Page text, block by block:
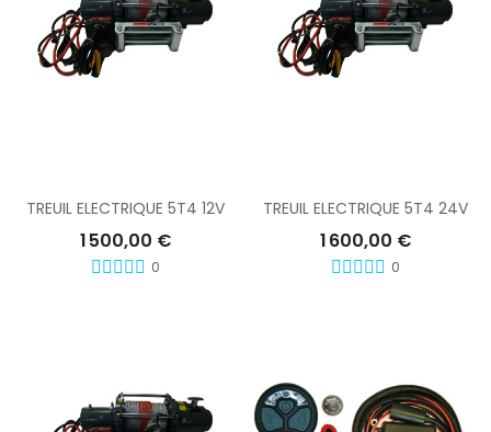
TREUIL ELECTRIQUE 5T4 12V
1 500,00 €
0
TREUIL ELECTRIQUE 5T4 24V
1 600,00 €
0